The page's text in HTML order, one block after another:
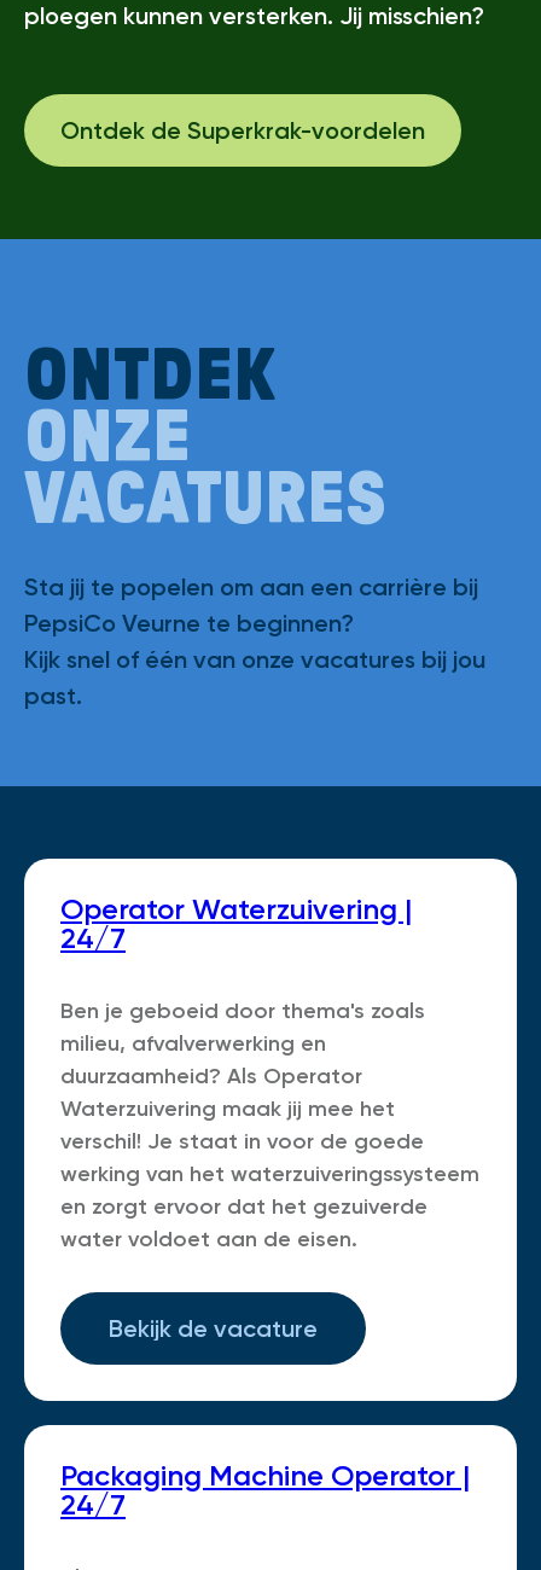
ploegen kunnen versterken. Jij misschien?
Ontdek de Superkrak-voordelen
ONTDEK
ONZE
VACATURES
Sta jij te popelen om aan een carrière bij
PepsiCo Veurne te beginnen?
Kijk snel of één van onze vacatures bij jou
past.
Operator Waterzuivering |
24/7
Ben je geboeid door thema's zoals
milieu, afvalverwerking en
duurzaamheid? Als Operator
Waterzuivering maak jij mee het
verschil! Je staat in voor de goede
werking van het waterzuiveringssysteem
en zorgt ervoor dat het gezuiverde
water voldoet aan de eisen.
Bekijk de vacature
Packaging Machine Operator |
24/7